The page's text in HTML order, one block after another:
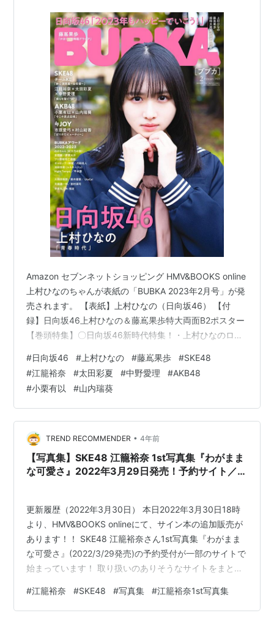
Amazon セブンネットショッピング HMV&BOOKS online
上村ひなのちゃんが表紙の「BUBKA 2023年2月号」が発
売されます。 【表紙】上村ひなの（日向坂46） 【付
録】日向坂46上村ひなの＆藤嶌果歩特大両面B2ポスター
【巻頭特集】〇日向坂46新時代特集！・上村ひなのロン
ログラビア＆インタビュー「水色デイズ」 【特集】〇
SKE48チームKＩＩ新公演開幕SP・密着レポート「完全
密着！『時間がない』公演初日までの歩み」・江籠裕奈×
太田彩夏×中野愛理「センター×リーダー×後輩 座談会サ
ミット」 【中面企画】・市原愛弓×村山結香（…
#日向坂46 # 上村ひなの #藤嶌果歩 #SKE48
#江籠裕奈 #太田彩夏 #中野愛理 #AKB48
#小栗有以 #山内瑞葵
TREND RECOMMENDER • 4年前
【写真集】SKE48 江籠裕奈 1st写真集『わがまま
な可愛さ』2022年3月29日発売！予約サイト／限
更新履歴（2022年3月30日） 本日2022年3月30日18時
より、HMV&BOOKS onlineにて、サイン本の追加販売が
あります！！ SKE48 江籠裕奈さん1st写真集『わがまま
な可愛さ』(2022/3/29発売)の予約受付が一部のサイトで
始まっています！ 取り扱いのありそうなサイトをまとめ
SKE48 江籠裕奈 1st写真集『わがままな可愛さ』 上記
は、Amazon（限定表紙版）の販売ページのリンクです
#江籠裕奈 #SKE48 #写真集 #江籠裕奈1st写真集